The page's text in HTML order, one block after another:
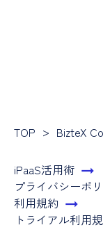
TOP BizteX
iPaaS活用術
プライバシーポ
利用規約
トライアル利用